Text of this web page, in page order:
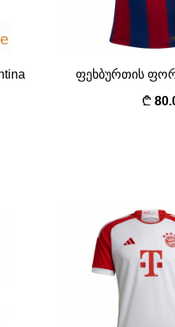
ფეხბურთის